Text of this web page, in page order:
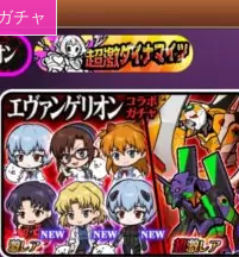
チャ